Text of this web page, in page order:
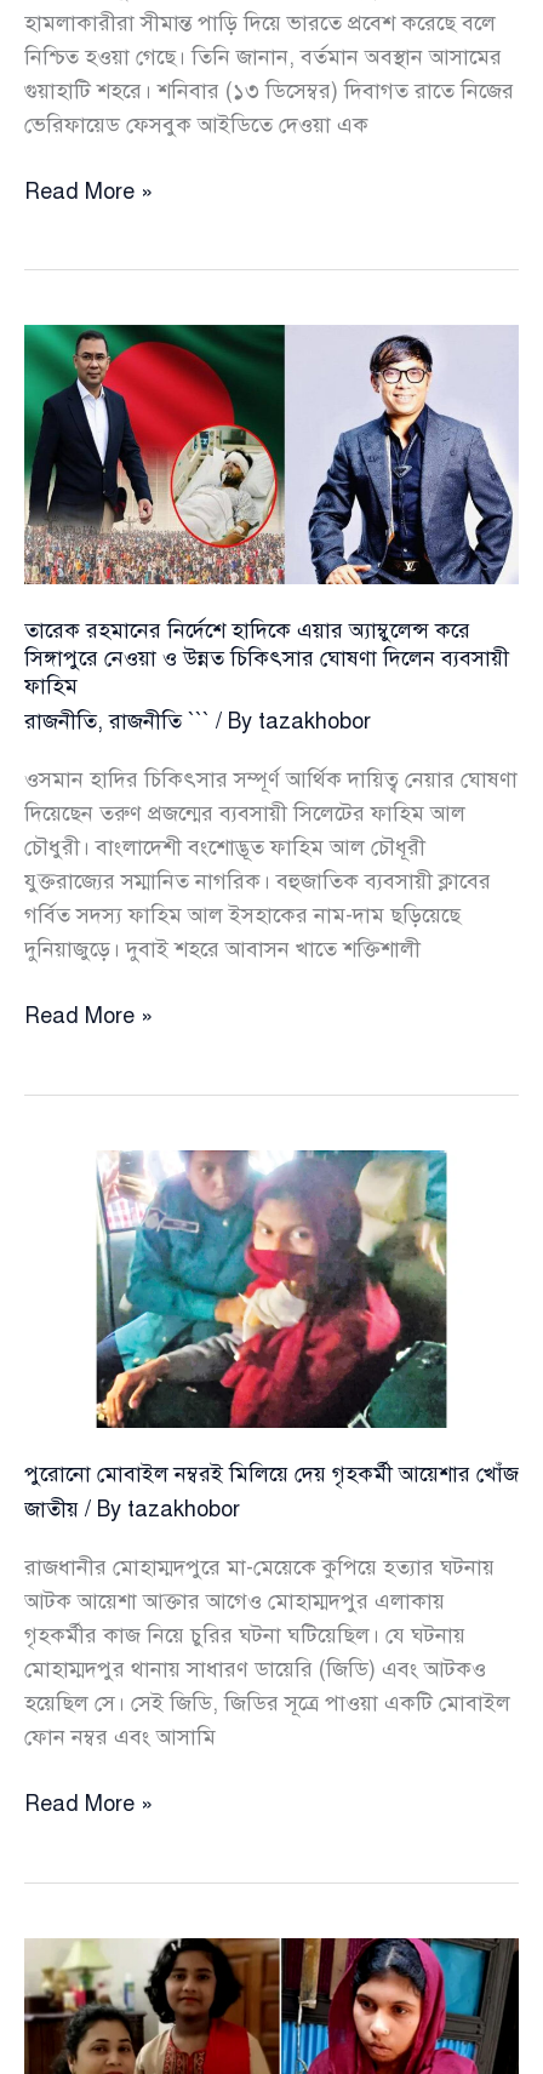
হামলাকারীরা সীমান্ত পাড়ি দিয়ে ভারতে প্রবেশ করেছে বলে
নিশ্চিত হওয়া গেছে। তিনি জানান, বর্তমান অবস্থান আসামের
গুয়াহাটি শহরে। শনিবার (১৩ ডিসেম্বর) দিবাগত রাতে নিজের
ভেরিফায়েড ফেসবুক আইডিতে দেওয়া এক
হাদির
অবস্থান
আসামের
গুয়াহাটি
শহরে:
জুলকারনাইন
সায়ের
Read More »
তারেক রহমানের নির্দেশে হাদিকে এয়ার অ্যাম্বুলেন্স করে
সিঙ্গাপুরে নেওয়া ও উন্নত চিকিৎসার ঘোষণা দিলেন ব্যবসায়ী
ফাহিম
রাজনীতি,রাজনীতি ``` / By tazakhobor
ওসমান হাদির চিকিৎসার সম্পূর্ণ আর্থিক দায়িত্ব নেয়ার ঘোষণা
দিয়েছেন তরুণ প্রজন্মের ব্যবসায়ী সিলেটের ফাহিম আল
চৌধুরী। বাংলাদেশী বংশোদ্ভূত ফাহিম আল চৌধূরী
যুক্তরাজ্যের সম্মানিত নাগরিক। বহুজাতিক ব্যবসায়ী ক্লাবের
গর্বিত সদস্য ফাহিম আল ইসহাকের নাম-দাম ছড়িয়েছে
দুনিয়াজুড়ে। দুবাই শহরে আবাসন খাতে শক্তিশালী
তারেক
অ্যাম্বুলেন্স
চিকিৎসার
ব্যবসায়ী
ফাহিম
Read More »
পুরোনো মোবাইল নম্বরই মিলিয়ে দেয় গৃহকর্মী আয়েশার খোঁজ
জাতীয় / By tazakhobor
রাজধানীর মোহাম্মদপুরে মা-মেয়েকে কুপিয়ে হত্যার ঘটনায়
আটক আয়েশা আক্তার আগেও মোহাম্মদপুর এলাকায়
গৃহকর্মীর কাজ নিয়ে চুরির ঘটনা ঘটিয়েছিল। যে ঘটনায়
মোহাম্মদপুর থানায় সাধারণ ডায়েরি (জিডি) এবং আটকও
হয়েছিল সে। সেই জিডি, জিডির সূত্রে পাওয়া একটি মোবাইল
ফোন নম্বর এবং আসামি
পুরোনো
দেয়
গৃহকর্মী
আয়েশার
খোঁজ
Read More »